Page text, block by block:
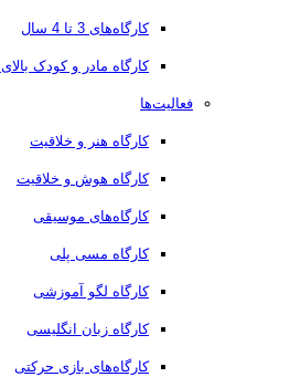
کارگاه‌های 3 تا 4 سال
کارگاه مادر و کودک بالای 4 سال
فعالیت‌ها
کارگاه هنر و خلاقیت
کارگاه هوش و خلاقیت
کارگاه‌های موسیقی
کارگاه مسی پلی
کارگاه لگو آموزشی
کارگاه زبان انگلیسی
کارگاه‌های بازی حرکتی